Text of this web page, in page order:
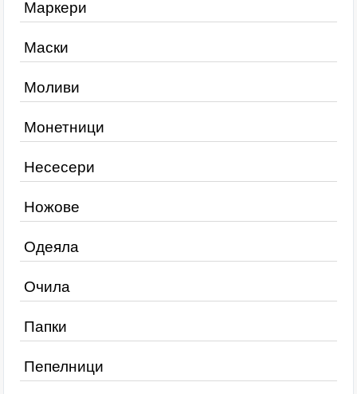
Маркери
Маски
Моливи
Монетници
Несесери
Ножове
Одеяла
Очила
Папки
Пепелници